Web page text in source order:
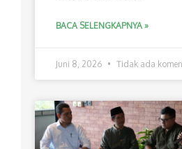
BACA SELENGKAPNYA »
Juni 8, 2026 Tidak ada